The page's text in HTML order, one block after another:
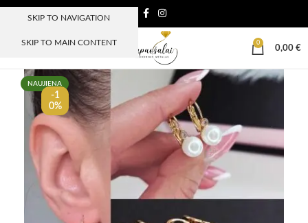
SKIP TO NAVIGATION
SKIP TO MAIN CONTENT
MENIU
0
0,00 €
-1
0%
NAUJIENA